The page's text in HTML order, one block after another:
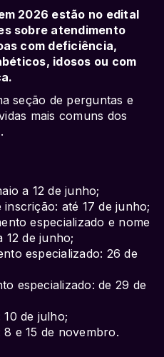
2026 estão no edital
sobre atendimento
com deficiência,
idosos ou com
seção de perguntas e
mais comuns dos
.
a 12 de junho;
inscrição: até 17 de junho;
especializado e nome
12 de junho;
especializado: 26 de
especializado: de 29 de
de julho;
e 15 de novembro.